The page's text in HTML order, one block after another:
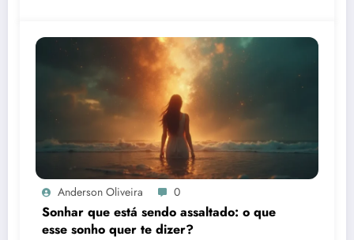
Anderson Oliveira 0
Sonhar que está sendo assaltado: o que
esse sonho quer te dizer?